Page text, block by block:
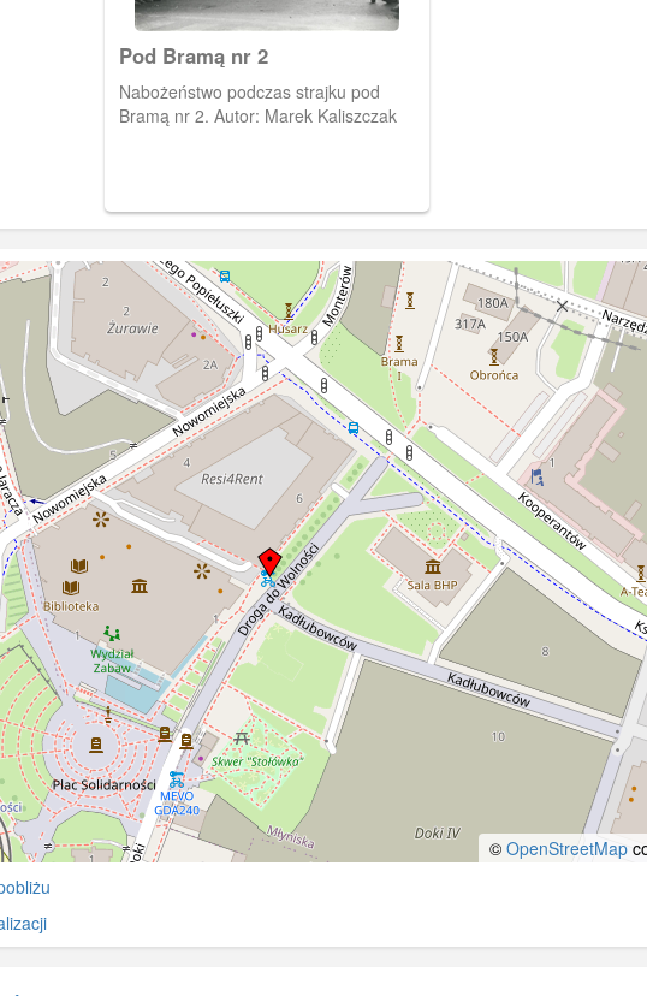
Pod Bramą nr 2
Nabożeństwo podczas strajku pod
Bramą nr 2. Autor: Marek Kaliszczak
© OpenStreetMap